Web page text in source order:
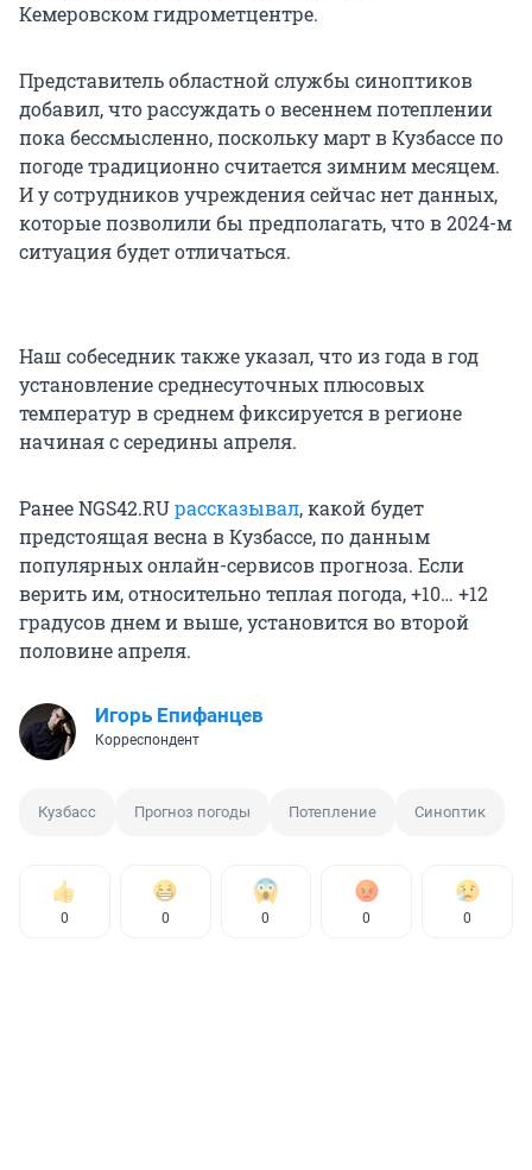
Кемеровском гидрометцентре.
Представитель областной службы синоптиков
добавил, что рассуждать о весеннем потеплении
пока бессмысленно, поскольку март в Кузбассе по
погоде традиционно считается зимним месяцем.
И у сотрудников учреждения сейчас нет данных,
которые позволили бы предполагать, что в 2024-м
ситуация будет отличаться.
Наш собеседник также указал, что из года в год
установление среднесуточных плюсовых
температур в среднем фиксируется в регионе
начиная с середины апреля.
Ранее NGS42.RUрассказывал, какой будет
предстоящая весна в Кузбассе, по данным
популярных онлайн-сервисов прогноза. Если
верить им, относительно теплая погода, +10… +12
градусов днем и выше, установится во второй
половине апреля.
Игорь Епифанцев
Корреспондент
Кузбасс Прогноз погоды Потепление Синоптик
0 0 0 0 0